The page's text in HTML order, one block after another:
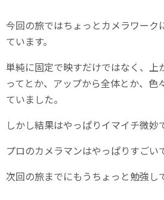
今回の旅ではちょっとカメラワーク
ています。
単純に固定で映すだけではなく、上
ってとか、アップから全体とか、色
ていました。
しかし結果はやっぱりイマイチ微妙
プロのカメラマンはやっぱりすごい
次回の旅までにもうちょっと勉強し